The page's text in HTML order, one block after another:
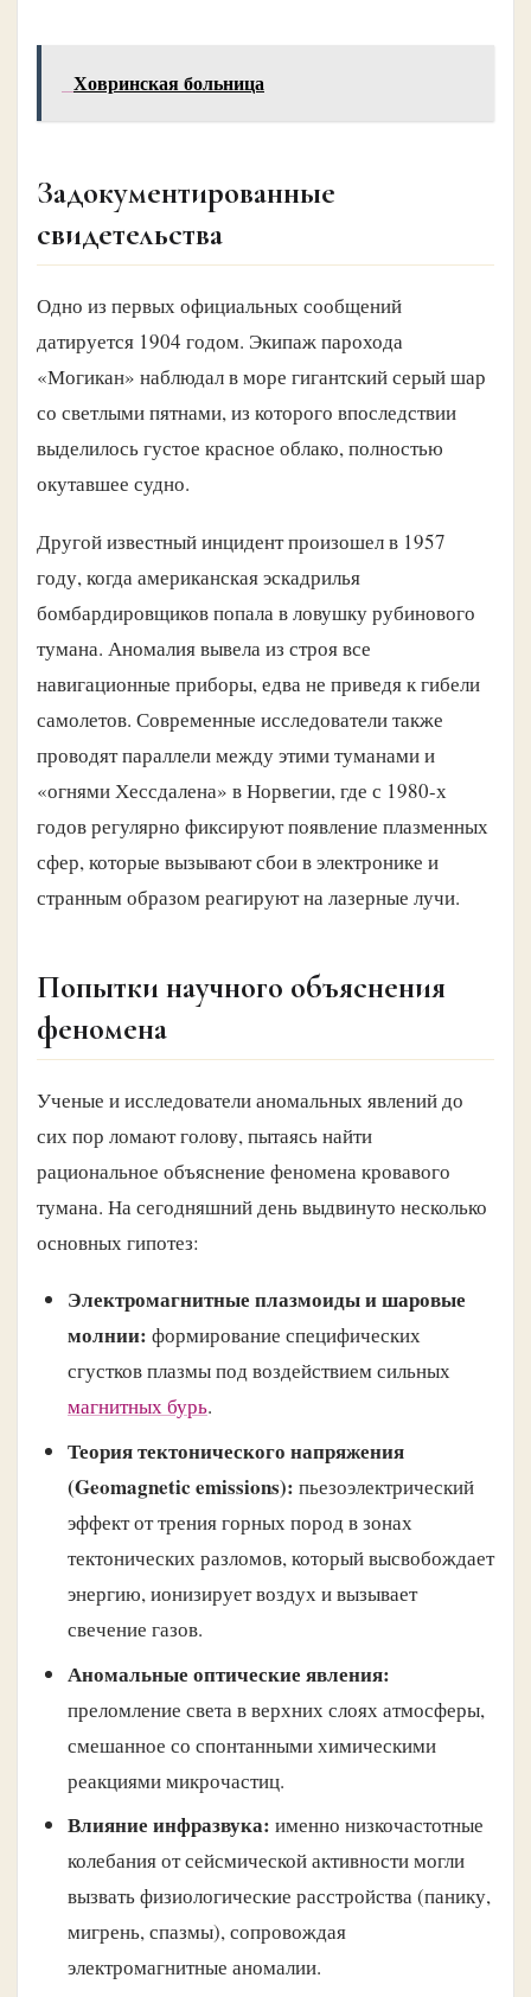
Ховринская больница
Задокументированные
свидетельства
Одно из первых официальных сообщений
датируется 1904 годом. Экипаж парохода
«Могикан» наблюдал в море гигантский серый шар
со светлыми пятнами, из которого впоследствии
выделилось густое красное облако, полностью
окутавшее судно.
Другой известный инцидент произошел в 1957
году, когда американская эскадрилья
бомбардировщиков попала в ловушку рубинового
тумана. Аномалия вывела из строя все
навигационные приборы, едва не приведя к гибели
самолетов. Современные исследователи также
проводят параллели между этими туманами и
«огнями Хессдалена» в Норвегии, где с 1980-х
годов регулярно фиксируют появление плазменных
сфер, которые вызывают сбои в электронике и
странным образом реагируют на лазерные лучи.
Попытки научного объяснения
феномена
Ученые и исследователи аномальных явлений до
сих пор ломают голову, пытаясь найти
рациональное объяснение феномена кровавого
тумана. На сегодняшний день выдвинуто несколько
основных гипотез:
Электромагнитные плазмоиды и шаровые
молнии: формирование специфических
сгустков плазмы под воздействием сильных
магнитных бурь.
Теория тектонического напряжения
(Geomagnetic emissions): пьезоэлектрический
эффект от трения горных пород в зонах
тектонических разломов, который высвобождает
энергию, ионизирует воздух и вызывает
свечение газов.
Аномальные оптические явления:
преломление света в верхних слоях атмосферы,
смешанное со спонтанными химическими
реакциями микрочастиц.
Влияние инфразвука: именно низкочастотные
колебания от сейсмической активности могли
вызвать физиологические расстройства (панику,
мигрень, спазмы), сопровождая
электромагнитные аномалии.